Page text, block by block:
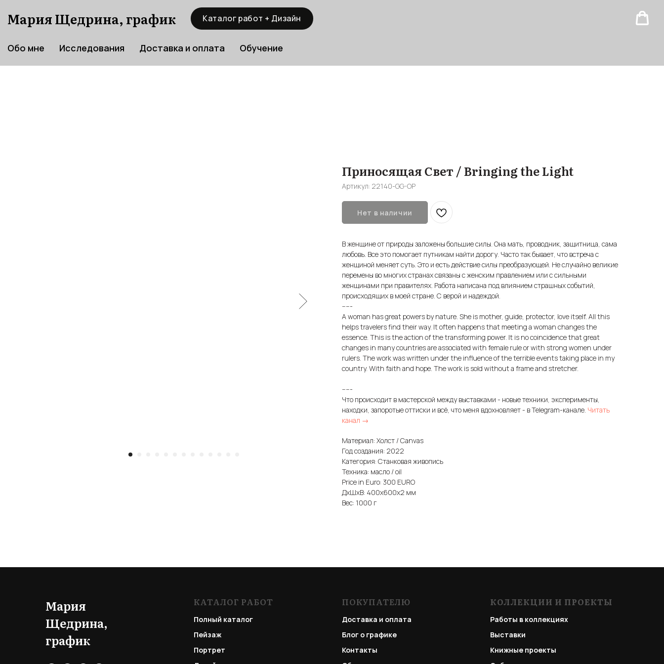
Мария Щедрина, график Каталог работ + Дизайн
Обо мне Исследования Доставка и оплата Обучение
Приносящая Свет / Bringing the Light
Артикул: 22140-GG-OP
Нет в наличии
В женщине от природы заложены большие силы. Она мать, проводник, защитница, сама
любовь. Все это помогает путникам найти дорогу. Часто так бывает, что встреча с
женщиной меняет суть. Это и есть действие силы преобразующей. Не случайно великие
перемены во многих странах связаны с женским правлением или с сильными
женщинами при правителях. Работа написана под влиянием страшных событий,
происходящих в моей стране. С верой и надеждой.
-----
A woman has great powers by nature. She is mother, guide, protector, love itself. All this
helps travelers find their way. It often happens that meeting a woman changes the
essence. This is the action of the transforming power. It is no coincidence that great
changes in many countries are associated with female rule or with strong women under
rulers. The work was written under the influence of the terrible events taking place in my
country. With faith and hope. The work is sold without a frame and stretcher.
-----
Что происходит в мастерской между выставками - новые техники, эксперименты,
находки, запоротые оттиски и всё, что меня вдохновляет - в Telegram-канале. Читать
канал →
Материал: Холст / Canvas
Год создания: 2022
Категория: Станковая живопись
Техника: масло / oil
Price in Euro: 300 EURO
ДxШxВ: 400x600x2 мм
Вес: 1000 г
Мария
Щедрина,
график
КАТАЛОГ РАБОТ
Полный каталог
Пейзаж
Портрет
ПОКУПАТЕЛЮ
Доставка и оплата
Блог о графике
Контакты
КОЛЛЕКЦИИ И ПРОЕКТЫ
Работы в коллекциях
Выставки
Книжные проекты